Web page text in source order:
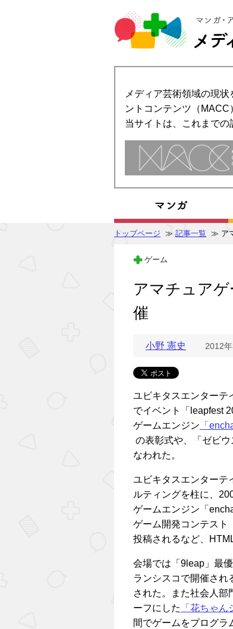
メディア芸術領域の現
ントコンテンツ（
当サイトは、これまでの
トップページ ≫ 記事一覧 ≫ ア
ゲーム
アマチュアゲ
催
小野 憲史 2012
ユビキタスエンターテ
でイベント「leapfest
ゲームエンジン 「
の表彰式や、「ゼビ
なわれた。
ユビキタスエンターテ
ルティングを柱に、
ゲームエンジン「
ゲーム開発コンテスト
投稿されるなど、
会場では「9leap」最
ランシスコで開催され
された。また社会人部
ーフにした
「花ちゃん
間でゲームをプログラ